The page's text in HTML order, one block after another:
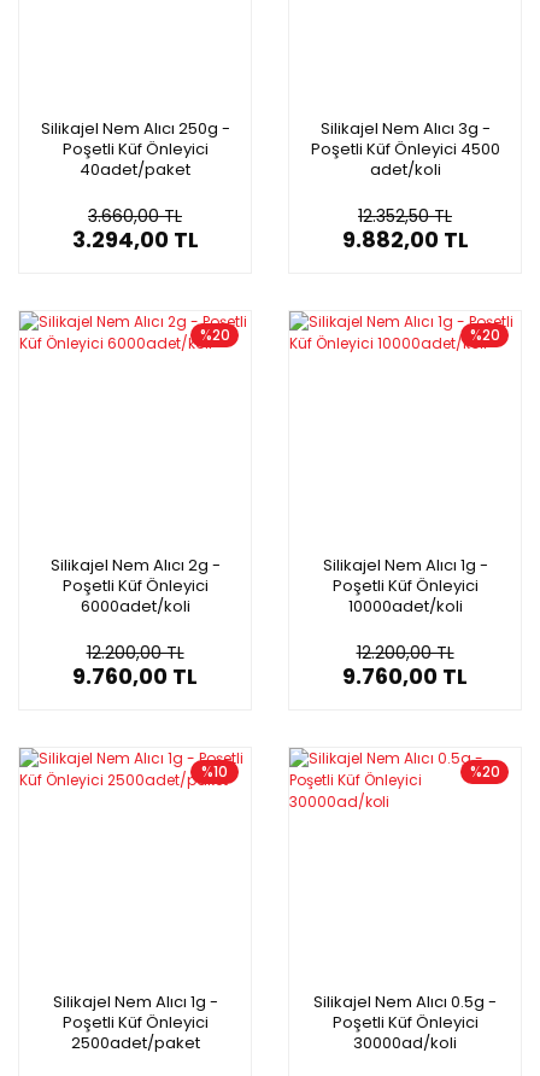
Silikajel Nem Alıcı 250g -
Poşetli Küf Önleyici
40adet/paket
3.660,00 TL
3.294,00 TL
Silikajel Nem Alıcı 3g -
Poşetli Küf Önleyici 4500
adet/koli
12.352,50 TL
9.882,00 TL
%20
Silikajel Nem Alıcı 2g -
Poşetli Küf Önleyici
6000adet/koli
12.200,00 TL
9.760,00 TL
%20
Silikajel Nem Alıcı 1g -
Poşetli Küf Önleyici
10000adet/koli
12.200,00 TL
9.760,00 TL
%10
Silikajel Nem Alıcı 1g -
Poşetli Küf Önleyici
2500adet/paket
%20
Silikajel Nem Alıcı 0.5g -
Poşetli Küf Önleyici
30000ad/koli